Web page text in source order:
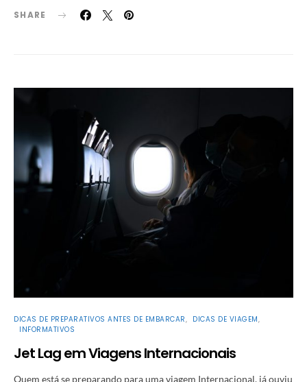
SHARE
DICAS DE PREPARATIVOS ANTES DE EMBARCAR
DICAS DE VIAGEM
INFORMATIVOS
Jet Lag em Viagens Internacionais
Quem está se preparando para uma viagem Internacional, já ouviu